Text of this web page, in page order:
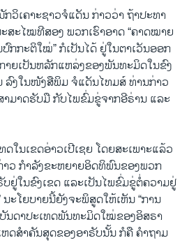
ວິເຄາະຊາວຈໍແດັນ ກ່າວວ່າ ຖ້າປະທາ
ສະໄໝທີສອງ ພວກເຮົາອາດ “ຄາດໝາຍ
ກກະຕິໃໝ່” ກໍເປັນໄດ້ ຢູ່ໃນຕາເວັນອອກ
າຍເປັນຫລັກແຫລ່ງຂອງພັນທະມິດໃນຂົງ
ລົງໃນໜັງສືພິມ ຈໍແດັນໄທມສ໌ ທ່ານກ່າວ
ມາດຮັບມື ກັບໄພຂົ່ມຂູ່ຈາກອີຣ່ານ ແລະ
ດໃນເຂດອ່າວເປີເຊຍ ໂດຍສະເພາະແລ້ວ
າວ ກຳລັງຂະຫຍາຍອິດທິພົນຂອງພວກ
ບຢູ່ໃນຂົງເຂດ ແລະເປັນໄພຂົ່ມຂູ່ຕໍ່ຄວາມຢູ່
ະໂຍບາຍນີ້ຍັງຈະພິສູດໃຫ້ເຫັນ “ການ
ນດາປະເທດພັນທະມິດໃໝ່ຂອງອິສຣາ
ດສຳຄັນສຸດຂອງອາຣັບນັ້ນ ກໍຄື ຄຳຖາມ